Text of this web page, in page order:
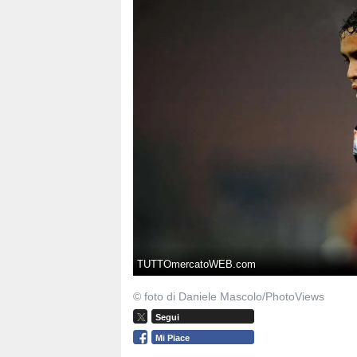
TUTTOmercatoWEB.com
© foto di Daniele Mascolo/PhotoViews
Segui
Mi Piace